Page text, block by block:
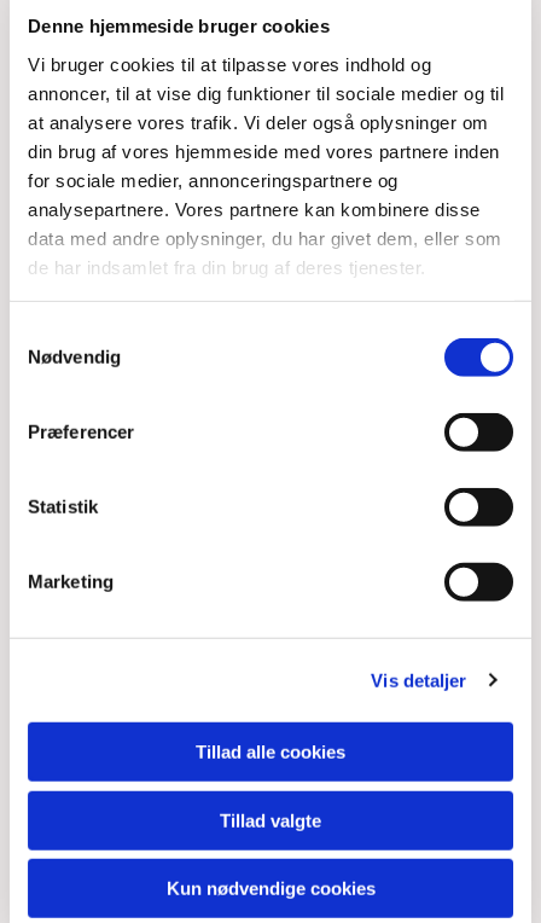
Denne hjemmeside bruger cookies
Vi bruger cookies til at tilpasse vores indhold og
annoncer, til at vise dig funktioner til sociale medier og til
at analysere vores trafik. Vi deler også oplysninger om
din brug af vores hjemmeside med vores partnere inden
for sociale medier, annonceringspartnere og
analysepartnere. Vores partnere kan kombinere disse
data med andre oplysninger, du har givet dem, eller som
de har indsamlet fra din brug af deres tjenester.
Nødvendig
Præferencer
Statistik
Marketing
Vis detaljer
Tillad alle cookies
Tillad valgte
Kun nødvendige cookies